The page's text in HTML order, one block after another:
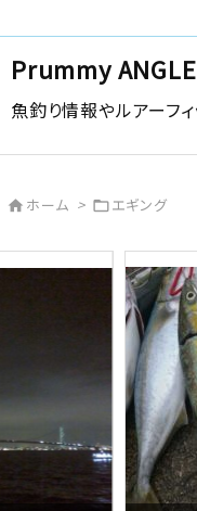
Prummy
魚釣り情報やルアーフ
 ホーム > エギング